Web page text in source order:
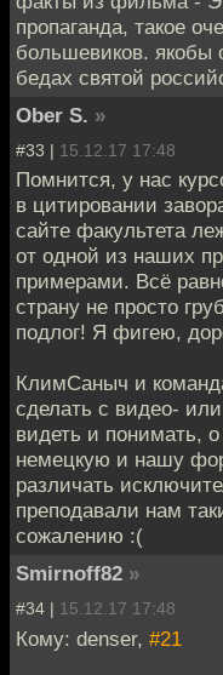
пропаганда, такое
большевиков. якобы
бедах святой
Ober S. »
#33 | 15.12.17 17:48
Помнится, у нас
в цитировании
сайте факультета
от одной из наших
примерами. Всё
страну не просто
подлог! Я фигею,
КлимСаныч и
сделать с видео-
видеть и понимать,
немецкую и нашу
различать
преподавали нам
сожалению :(
Smirnoff82 »
#34 | 15.12.17 17:48
Кому: denser, #21